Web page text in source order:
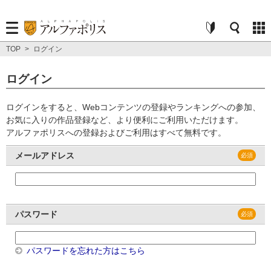
TOP > ログイン
ログイン
ログインをすると、Webコンテンツの登録やランキングへの参加、
お気に入りの作品登録など、より便利にご利用いただけます。
アルファポリスへの登録およびご利用はすべて無料です。
メールアドレス
パスワード
パスワードを忘れた方はこちら